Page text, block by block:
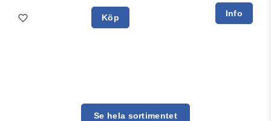
Köp
Se hela sortimentet